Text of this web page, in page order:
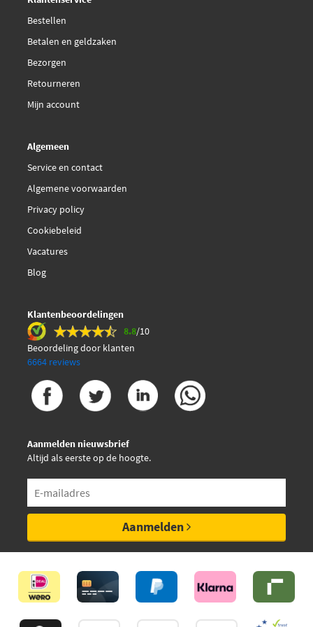
Malo 127739
Maxgear 12-0165
Metzger 2110167
Monroe ML5266
Optimal AG-50161
Swag 30 92 7693
Triscan 8710 29116
Bestellen
Betalen en geldzaken
Bezorgen
Retourneren
Mijn account
Algemeen
Service en contact
Algemene voorwaarden
Privacy policy
Cookiebeleid
Vacatures
Blog
Klantenbeoordelingen
8.8/10
Beoordeling door klanten
6664 reviews
Aanmelden nieuwsbrief
Altijd als eerste op de hoogte.
Aanmelden